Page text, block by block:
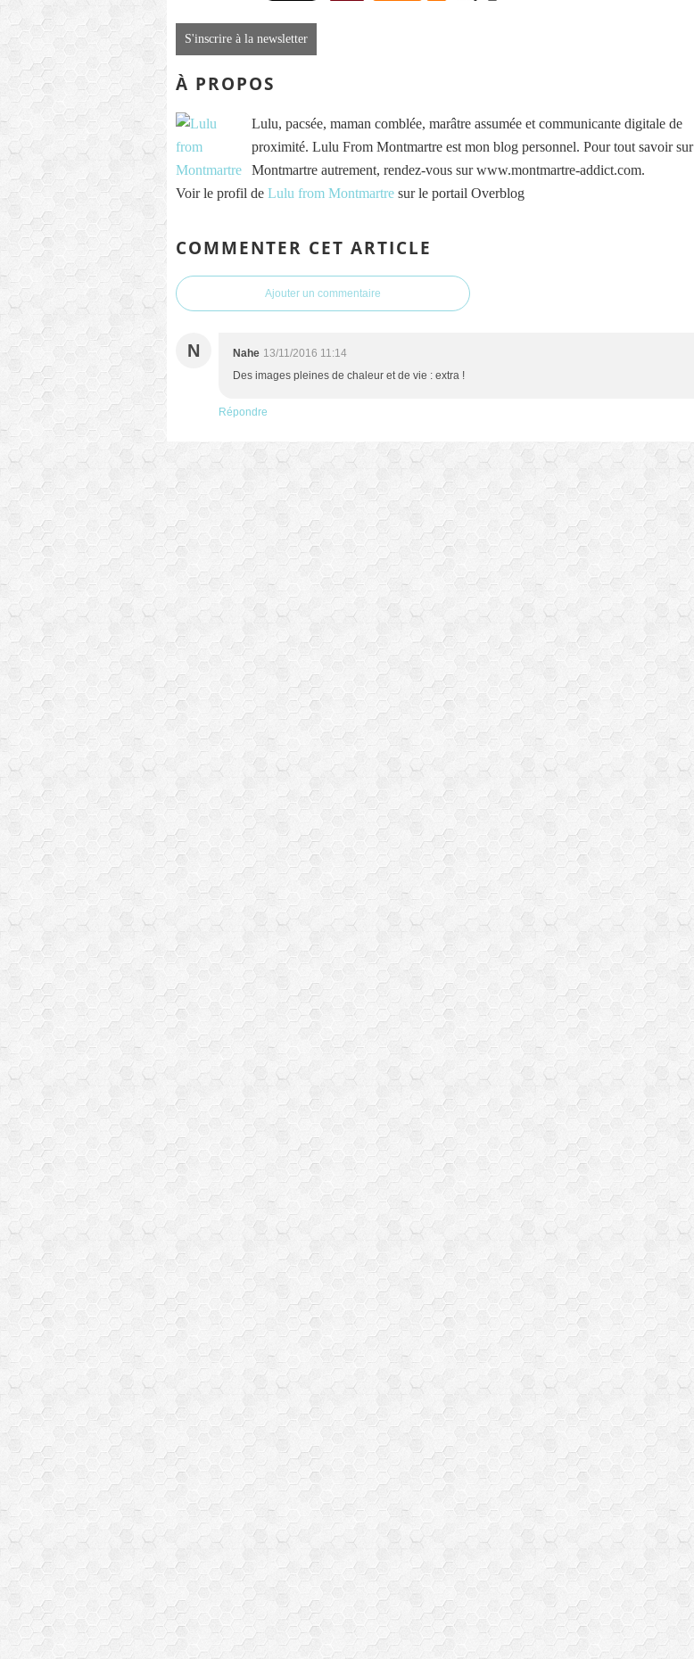
S'inscrire à la newsletter
À PROPOS
Lulu, pacsée, maman comblée, marâtre assumée et communicante digitale de
proximité. Lulu From Montmartre est mon blog personnel. Pour tout savoir sur
Montmartre autrement, rendez-vous sur www.montmartre-addict.com.
Voir le profil de Lulu from Montmartre sur le portail Overblog
COMMENTER CET ARTICLE
Ajouter un commentaire
N Nahe 13/11/2016 11:14
Des images pleines de chaleur et de vie : extra !
Répondre